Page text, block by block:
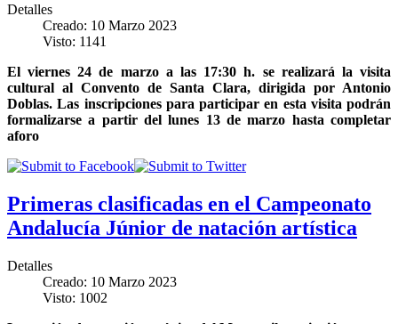
Detalles
Creado: 10 Marzo 2023
Visto: 1141
El viernes 24 de marzo a las 17:30 h. se realizará la visita
cultural al Convento de Santa Clara, dirigida por Antonio
Doblas.Las inscripciones para participar en esta visita podrán
formalizarse a partir del lunes 13 de marzo hasta completar
aforo
Primeras clasificadas en el Campeonato
Andalucía Júnior de natación artística
Detalles
Creado: 10 Marzo 2023
Visto: 1002